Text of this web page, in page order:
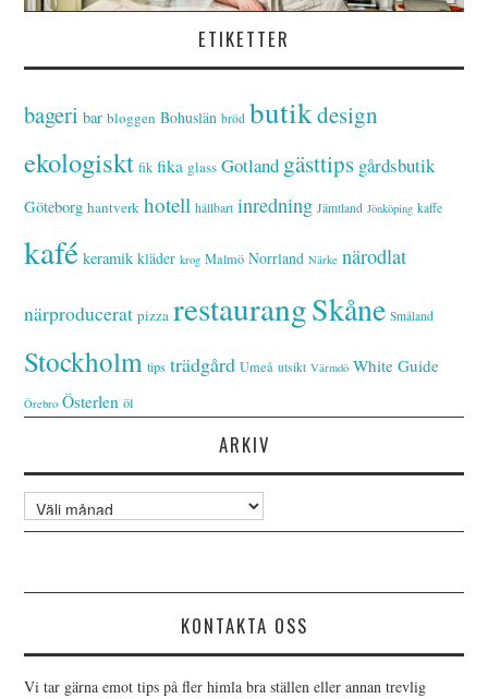
ETIKETTER
bageri bar bloggen Bohuslän bröd butikdesign
ekologiskt fik fika glass Gotland gästtips gårdsbutik
Göteborg hantverk hotell hållbart inredning Jämtland Jönköping kaffe
kafé keramik kläder krog Malmö Norrland Närke närodlat
närproducerat pizza restaurangSkåne Småland
Stockholm tips trädgård Umeå utsikt Värmdö White Guide
Örebro Österlen öl
ARKIV
Arkiv
KONTAKTA OSS
Vi tar gärna emot tips på fler himla bra ställen eller annan trevlig